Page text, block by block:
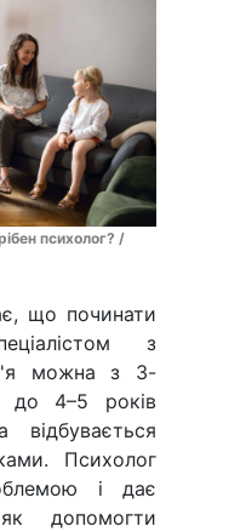
психолог? /
що починати
з
можна з 3-
до 4–5 років
відбувається
Психолог
і дає
допомогти